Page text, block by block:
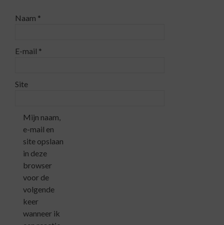
Naam *
E-mail *
Site
Mijn naam,
e-mail en
site opslaan
in deze
browser
voor de
volgende
keer
wanneer ik